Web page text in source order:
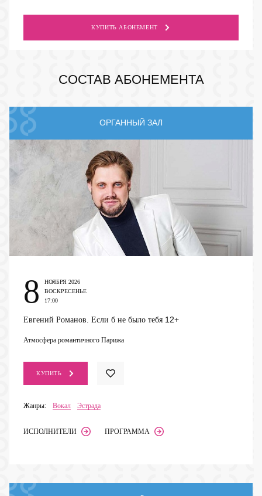
КУПИТЬ АБОНЕМЕНТ
СОСТАВ АБОНЕМЕНТА
ОРГАННЫЙ ЗАЛ
8
НОЯБРЯ 2026
ВОСКРЕСЕНЬЕ
17:00
КУПИТЬ
Евгений Романов. Если б не было тебя 12+
Атмосфера романтичного Парижа
Жанры: Вокал Эстрада
ИСПОЛНИТЕЛИ ПРОГРАММА